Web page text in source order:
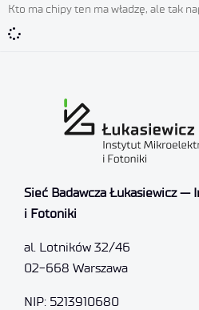
Kto ma chipy ten ma władzę, ale tak
Sieć Badawcza Łukasiewicz
i Fotoniki
al. Lotników 32/46
02-668 Warszawa
NIP: 5213910680